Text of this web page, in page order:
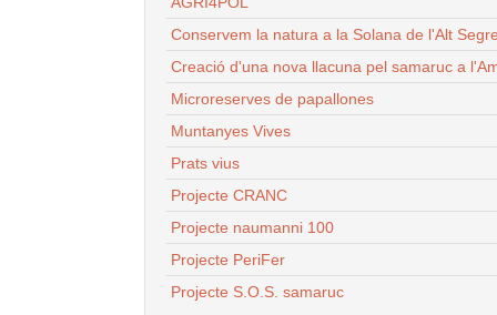
Conservem la natura a la Solana de l'Alt
Creació d'una nova llacuna pel samaruc a
Microreserves de papallones
Muntanyes Vives
Prats vius
Projecte CRANC
Projecte naumanni 100
Projecte PeriFer
Projecte S.O.S. samaruc